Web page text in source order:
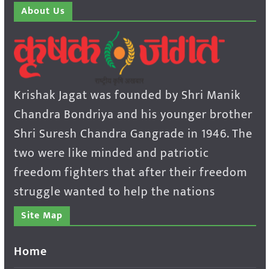
About Us
Krishak Jagat was founded by Shri Manik
Chandra Bondriya and his younger brother
Shri Suresh Chandra Gangrade in 1946. The
two were like minded and patriotic
freedom fighters that after their freedom
struggle wanted to help the nations
Site Map
Home